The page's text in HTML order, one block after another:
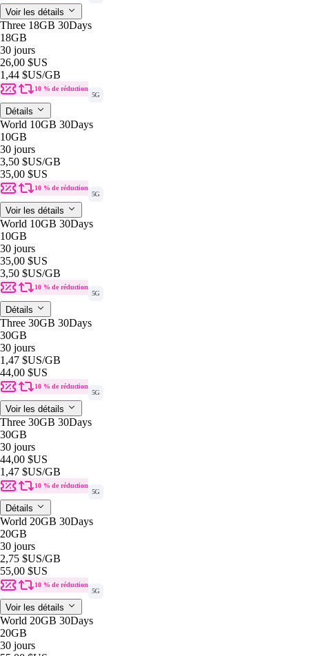
Voir les détails
Three 18GB 30Days
18GB
30 jours
26,00 $US
1,44 $US/GB
10 % de réduction
5G
Détails
World 10GB 30Days
10GB
30 jours
3,50 $US/GB
35,00 $US
10 % de réduction
5G
Voir les détails
World 10GB 30Days
10GB
30 jours
35,00 $US
3,50 $US/GB
10 % de réduction
5G
Détails
Three 30GB 30Days
30GB
30 jours
1,47 $US/GB
44,00 $US
10 % de réduction
5G
Voir les détails
Three 30GB 30Days
30GB
30 jours
44,00 $US
1,47 $US/GB
10 % de réduction
5G
Détails
World 20GB 30Days
20GB
30 jours
2,75 $US/GB
55,00 $US
10 % de réduction
5G
Voir les détails
World 20GB 30Days
20GB
30 jours